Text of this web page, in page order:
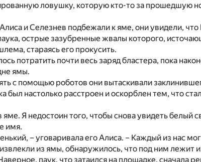
ловушку, которую кто-то за прошедшую
и Селезнев подбежали к яме, они увидели, что
острые зазубренные жвалы которого,
стараясь его прокусить.
потратить почти весь заряд бластера, пока
ямы.
с помощью роботов они вытаскивали
был настолько расстроен и оскорблен тем, что
яме. Я недостоин того, чтобы снова увидеть белый
имя.
– уговаривала его Алиса. – Каждый из нас
из ямы, обнаружилось, что под ним лежит
паук, что затаился на площадке, сначала